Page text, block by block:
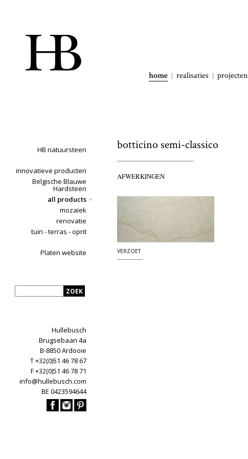
home realisaties projecten
HB natuursteen
innovatieve producten
Belgische Blauwe
Hardsteen
all products
mozaïek
renovatie
tuin - terras - oprit
Platen website
Hullebusch
Brugsebaan 4a
B-8850 Ardooie
T +32(0)51 46 78 67
F +32(0)51 46 78 71
info@hullebusch.com
BE 0423594644
botticino semi-classico
AFWERKINGEN
VERZOET